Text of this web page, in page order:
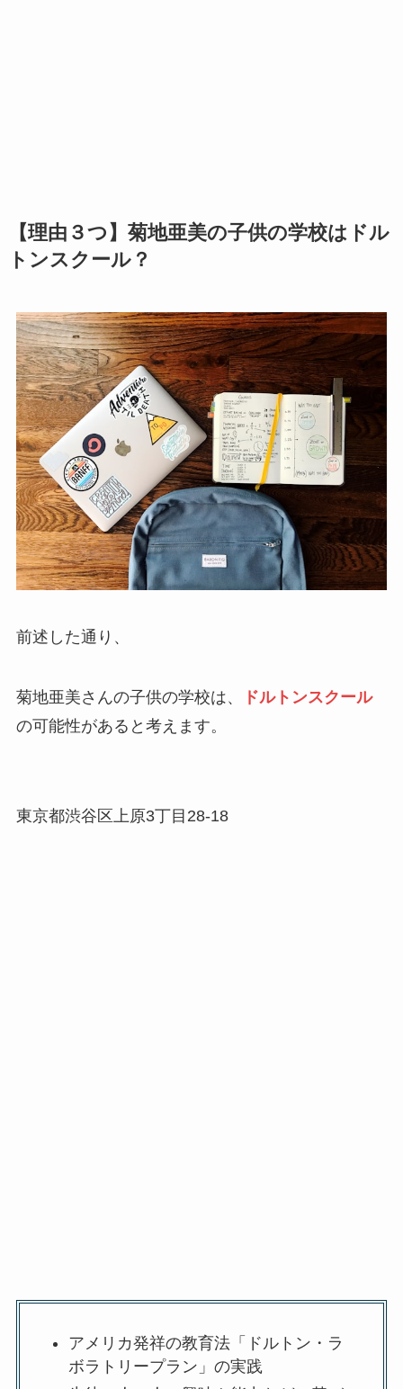
【理由３つ】菊地亜美の子供の学校はドル
トンスクール？
前述した通り、
菊地亜美さんの子供の学校は、
ドルトンスクール
の可能性があると考えます。
東京都渋谷区上原3丁目28-18
アメリカ発祥の教育法「ドルトン・ラ
ボラトリープラン」の実践